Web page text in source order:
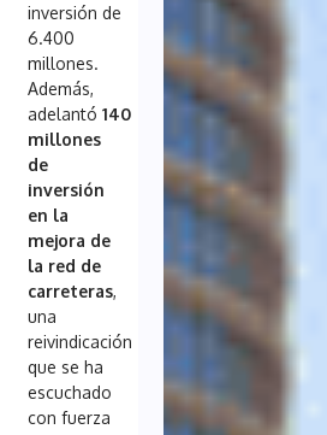
inversión de
6.400
millones.
Además,
adelantó140
millones
de
inversión
en la
mejora de
la red de
carreteras,
una
reivindicación
que se ha
escuchado
con fuerza